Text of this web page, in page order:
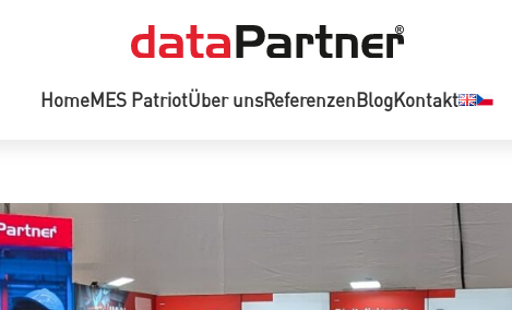
HomeMES PatriotÜber unsReferenzenBlogKontakt